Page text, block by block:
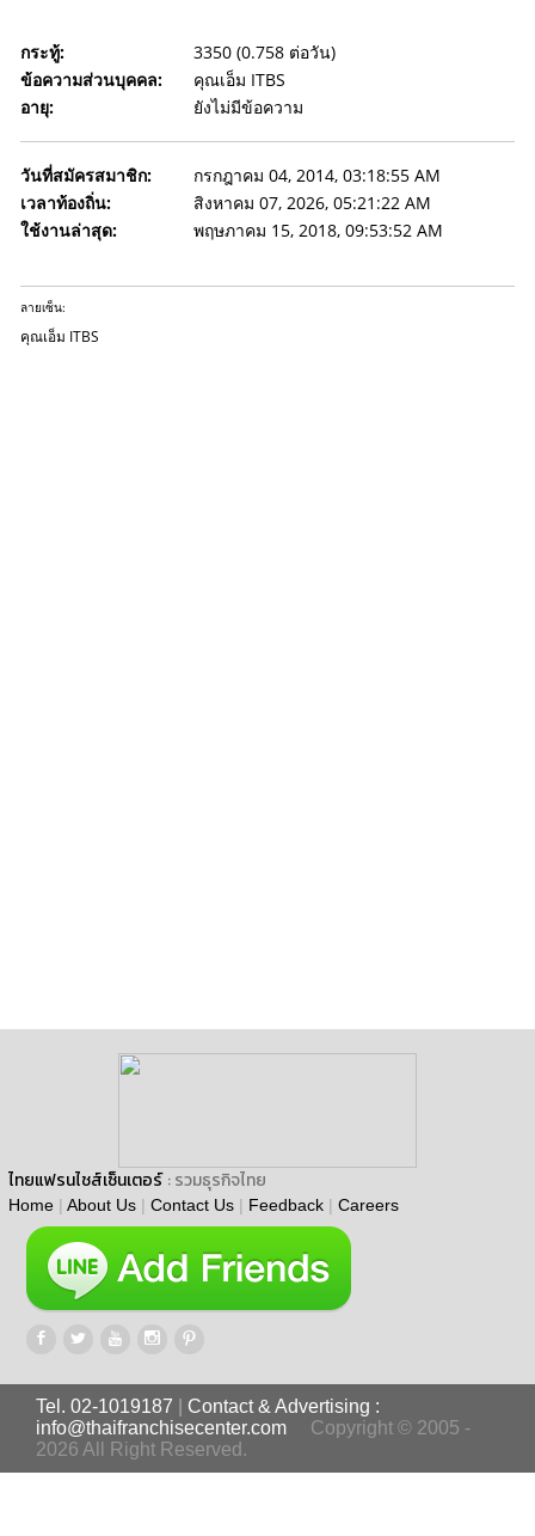
กระทู้:
3350 (0.758 ต่อวัน)
ข้อความส่วนบุคคล:
คุณเอ็ม ITBS
อายุ:
ยังไม่มีข้อความ
วันที่สมัครสมาชิก:
กรกฎาคม 04, 2014, 03:18:55 AM
เวลาท้องถิ่น:
สิงหาคม 07, 2026, 05:21:22 AM
ใช้งานล่าสุด:
พฤษภาคม 15, 2018, 09:53:52 AM
ลายเซ็น:
คุณเอ็ม ITBS
ไทยแฟรนไชส์เซ็นเตอร์ : รวมธุรกิจไทย
Home | About Us | Contact Us | Feedback | Careers
Tel. 02-1019187
Contact & Advertising :
info@thaifranchisecenter.com
Copyright © 2005 -
2026 All Right Reserved.